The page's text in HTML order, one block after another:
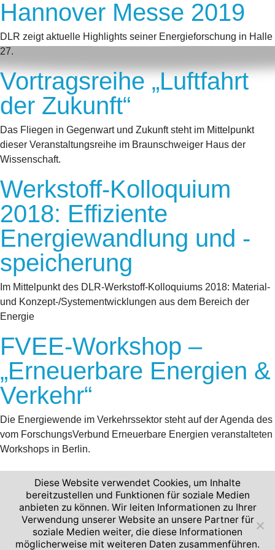
Hannover Messe 2019
DLR zeigt aktuelle Highlights seiner Energieforschung in Halle
27.
Vortragsreihe „Luftfahrt
der Zukunft“
Das Fliegen in Gegenwart und Zukunft steht im Mittelpunkt
dieser Veranstaltungsreihe im Braunschweiger Haus der
Wissenschaft.
Werkstoff-Kolloquium
2018: Effiziente
Energiewandlung und -
speicherung
Im Mittelpunkt des DLR-Werkstoff-Kolloquiums 2018: Material-
und Konzept-/Systementwicklungen aus dem Bereich der
Energie
FVEE-Workshop –
„Erneuerbare Energien &
Verkehr“
Die Energiewende im Verkehrssektor steht auf der Agenda des
vom ForschungsVerbund Erneuerbare Energien veranstalteten
Workshops in Berlin.
2026 © Deutsches Zentrum für Luft- und Raumfahrt
Impressum und Nutzungsbedingungen
Datenschutz
Diese Website verwendet Cookies, um Inhalte
bereitzustellen und Funktionen für soziale Medien
anbieten zu können. Wir leiten Informationen zu Ihrer
Verwendung unserer Website an unsere Partner für
soziale Medien weiter, die diese Informationen
möglicherweise mit weiteren Daten zusammenführen.